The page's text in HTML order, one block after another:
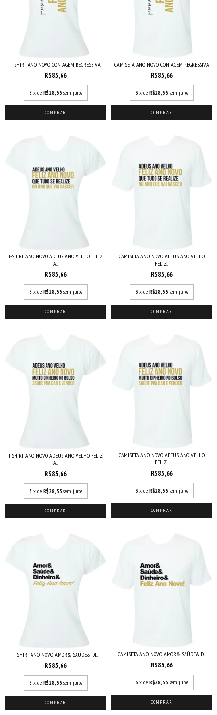
T-SHIRT ANO NOVO CONTAGEM REGRESSIVA
R$85,66
3 x de R$28,55 sem juros
COMPRAR
CAMISETA ANO NOVO CONTAGEM REGRESSIVA
R$85,66
3 x de R$28,55 sem juros
COMPRAR
T-SHIRT ANO NOVO ADEUS ANO VELHO FELIZ
A...
R$85,66
3 x de R$28,55 sem juros
COMPRAR
CAMISETA ANO NOVO ADEUS ANO VELHO
FELIZ...
R$85,66
3 x de R$28,55 sem juros
COMPRAR
T-SHIRT ANO NOVO ADEUS ANO VELHO FELIZ
A...
R$85,66
3 x de R$28,55 sem juros
COMPRAR
CAMISETA ANO NOVO ADEUS ANO VELHO
FELIZ...
R$85,66
3 x de R$28,55 sem juros
COMPRAR
T-SHIRT ANO NOVO AMOR& SAÚDE& DI...
R$85,66
3 x de R$28,55 sem juros
COMPRAR
CAMISETA ANO NOVO AMOR& SAÚDE& D...
R$85,66
3 x de R$28,55 sem juros
COMPRAR